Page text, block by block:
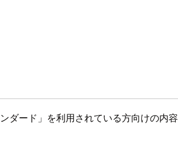
ード」を利用されている方向けの内容